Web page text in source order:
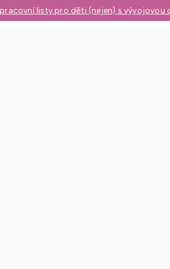
listy pro děti (nejen) s vývojovou